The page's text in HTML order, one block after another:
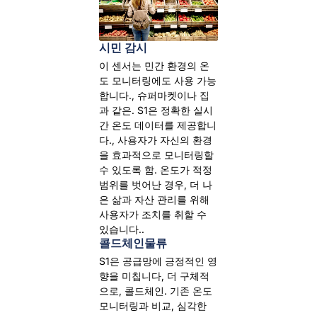
시민 감시
이 센서는 민간 환경의 온
도 모니터링에도 사용 가능
합니다., 슈퍼마켓이나 집
과 같은. S1은 정확한 실시
간 온도 데이터를 제공합니
다., 사용자가 자신의 환경
을 효과적으로 모니터링할
수 있도록 함. 온도가 적정
범위를 벗어난 경우, 더 나
은 삶과 자산 관리를 위해
사용자가 조치를 취할 수
있습니다..
콜드체인물류
S1은 공급망에 긍정적인 영
향을 미칩니다, 더 구체적
으로, 콜드체인. 기존 온도
모니터링과 비교, 심각한